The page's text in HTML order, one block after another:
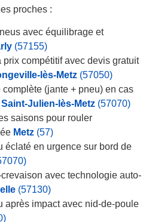
proches :
avec équilibrage et
(57155)
compétitif avec devis gratuit
lès-Metz (57050)
(jante + pneu) en cas
Saint-Julien-lès-Metz (57070)
saisons pour rouler
Metz (57)
éclaté en urgence sur bord de
avec technologie auto-
(57130)
après impact avec nid-de-poule